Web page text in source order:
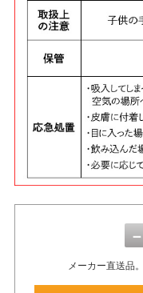
－
メーカー直送品